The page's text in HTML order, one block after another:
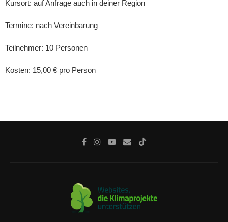
Kursort: auf Anfrage auch in deiner Region
Termine: nach Vereinbarung
Teilnehmer: 10 Personen
Kosten: 15,00 € pro Person